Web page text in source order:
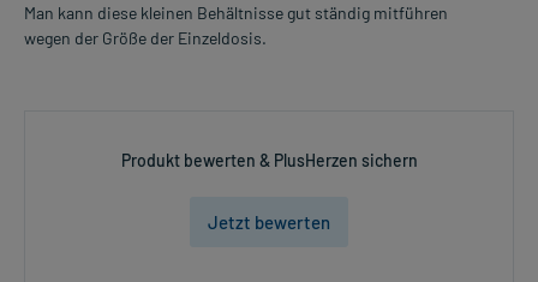
Man kann diese kleinen Behältnisse gut ständig mitführen
wegen der Größe der Einzeldosis.
Produkt bewerten & PlusHerzen sichern
Jetzt bewerten